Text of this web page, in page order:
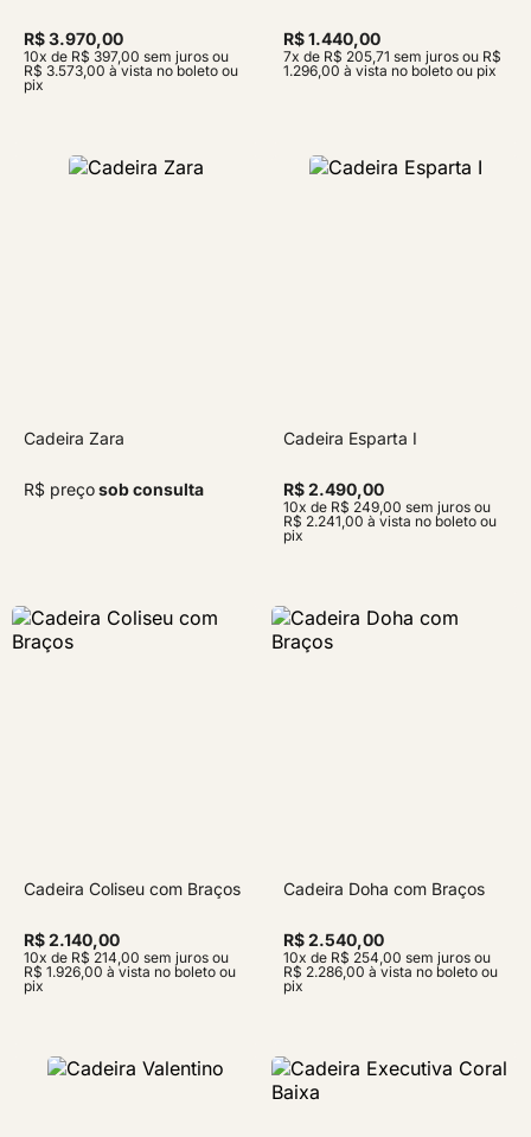
R$ 3.970,00
10x de R$ 397,00 sem juros ou
R$ 3.573,00 à vista no boleto ou
pix
R$ 1.440,00
7x de R$ 205,71 sem juros ou R$
1.296,00 à vista no boleto ou pix
Cadeira Zara
R$ preçosob consulta
Cadeira Esparta I
R$ 2.490,00
10x de R$ 249,00 sem juros ou
R$ 2.241,00 à vista no boleto ou
pix
Cadeira Coliseu com Braços
R$ 2.140,00
10x de R$ 214,00 sem juros ou
R$ 1.926,00 à vista no boleto ou
pix
Cadeira Doha com Braços
R$ 2.540,00
10x de R$ 254,00 sem juros ou
R$ 2.286,00 à vista no boleto ou
pix